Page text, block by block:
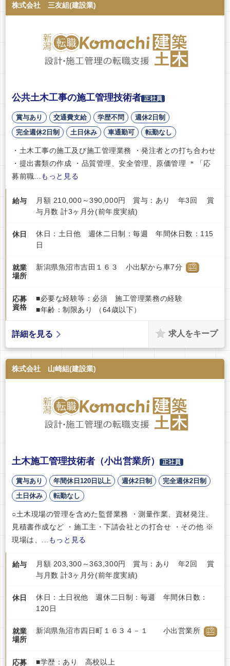
株式会社 三友組(建設業)
公共土木工事の施工管理技術者 正社員
賞与あり 交通費支給 学歴不問
週休2日制
完全週休2日制
土日休み 車通勤可 転勤なし
・土木工事の施工及び施工管理業務 ・発注者との打ち合わせ
・提出書類の作成 ・品質管理、安全管理、原価管理 ＊「応
募前職...
もっと見る
給与
月額 210,000～390,000円 賞与：あり 年3回 賞
与月数 計3ヶ月分(前年度実績)
休日
休日：土日他 週休二日制：毎週 年間休日数：115
日
就業
場所
新潟県魚沼市吉田１６３ 小出駅から車7分
応募
資格
■必要な経験等：必須 施工管理業務の経験
■年齢：制限あり （64歳以下）
詳細を見る 求人をキープ
株式会社 山崎組(建設業)
土木施工管理技術者（小出営業所） 正社員
賞与あり 年間休日120日以上 週休2日制
完全週休2日制
土日休み
転勤なし
○土木現場の管理を含めた監督業務 ・測量作業、資材発注、
見積書作成など ・施工主・下請会社との打合せ ・その他 ※
現場は、... もっと見る
給与
月額 203,300～363,300円 賞与：あり 年2回 賞
与月数 計3ヶ月分(前年度実績)
休日
休日：土日祝他 週休二日制：毎週 年間休日数：
120日
就業
場所
新潟県魚沼市四日町１６３４－１ 小出営業所
応募 ■学歴：あり 高校以上